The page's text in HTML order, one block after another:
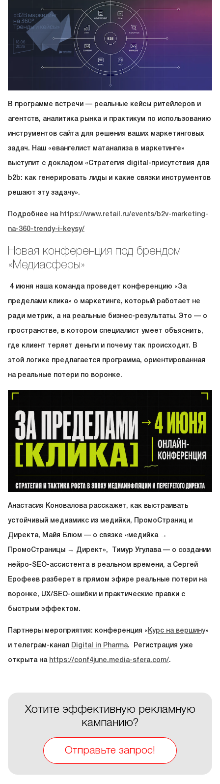
В программе встречи — реальные кейсы ритейлеров и
агентств, аналитика рынка и практикум по использованию
инструментов сайта для решения ваших маркетинговых
задач. Наш «евангелист матанализа в маркетинге»
выступит с докладом «Стратегия digital-присутствия для
b2b: как генерировать лиды и какие связки инструментов
решают эту задачу».
Подробнее на https://www.retail.ru/events/b2v-marketing-
na-360-trendy-i-keysy/
Новая конференция под брендом
«Медиасферы»
4 июня наша команда проведет конференцию «За
пределами клика» о маркетинге, который работает не
ради метрик, а на реальные бизнес-результаты. Это — о
пространстве, в котором специалист умеет объяснить,
где клиент теряет деньги и почему так происходит. В
этой логике предлагается программа, ориентированная
на реальные потери по воронке.
Анастасия Коновалова расскажет, как выстраивать
устойчивый медиамикс из медийки, ПромоСтраниц и
Директа, Майя Блюм — о связке «медийка →
ПромоСтраницы → Директ», Тимур Угулава — о создании
нейро-SEO-ассистента в реальном времени, а Сергей
Ерофеев разберет в прямом эфире реальные потери на
воронке, UX/SEO-ошибки и практические правки с
быстрым эффектом.
Партнеры мероприятия: конференция « Курс на вершину»
и телеграм-канал Digital in Pharma. Регистрация уже
открыта на https://conf4june.media-sfera.com/.
Хотите эффективную рекламную
кампанию?
Отправьте запрос!